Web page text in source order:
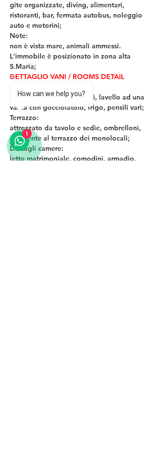
gite organizzate, diving, alimentari,
ristoranti, bar, fermata autobus, noleggio
auto e motorini;
Note:
non è vista mare, animali ammessi.
L'immobile è posizionato in zona alta
S.Maria;
DETTAGLIO VANI / ROOMS DETAIL
piano cottura a due fuochi, lavello ad una
vasca con gocciolatoio, frigo, pensili vari;
Terrazzo:
attrezzato da tavolo e sedie, ombrelloni,
adiacente al terrazzo dei monolocali;
Dettagli camere:
letto matrimoniale, comodini, armadio,
How can we help you?
1